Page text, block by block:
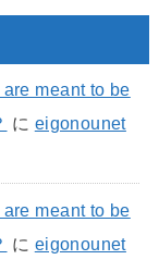
meant to be
に eigonounet
meant to be
に eigonounet